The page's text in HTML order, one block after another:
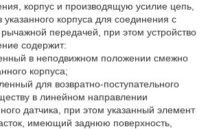
корпус и производящую усилие цепь,
корпуса для соединения с
передачей, при этом устройство
содержит:
в неподвижном положении смежно
корпуса;
для возвратно-поступательного
в линейном направлении
датчика, при этом указанный элемент
имеющий заднюю поверхность,